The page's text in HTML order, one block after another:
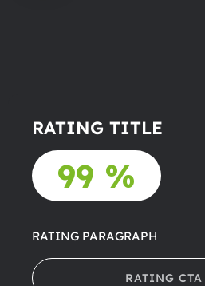
RATING TITLE
99 %
RATING PARAGRAPH
RATING CTA